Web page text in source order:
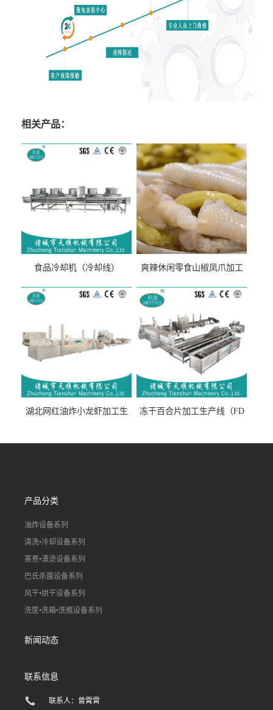
相关产品：
食品冷却机（冷却线）
爽辣休闲零食山椒凤爪加工
流水线）
湖北网红油炸小龙虾加工生
线）
冻干百合片加工生产线（FD
线）
产品分类
油炸设备系列
清洗•冷却设备系列
蒸煮•漂烫设备系列
巴氏杀菌设备系列
风干•烘干设备系列
洗筐•洗箱•洗瓶设备系列
新闻动态
联系信息
联系人：曾霄霄